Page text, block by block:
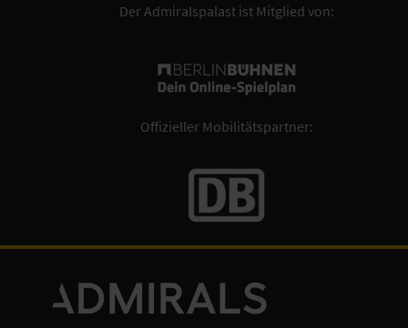
Der Admiralspalast ist Mitglied von:
Offizieller Mobilitätspartner: